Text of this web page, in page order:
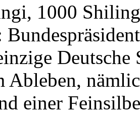
1000
Deutsche
Ableben,
einer